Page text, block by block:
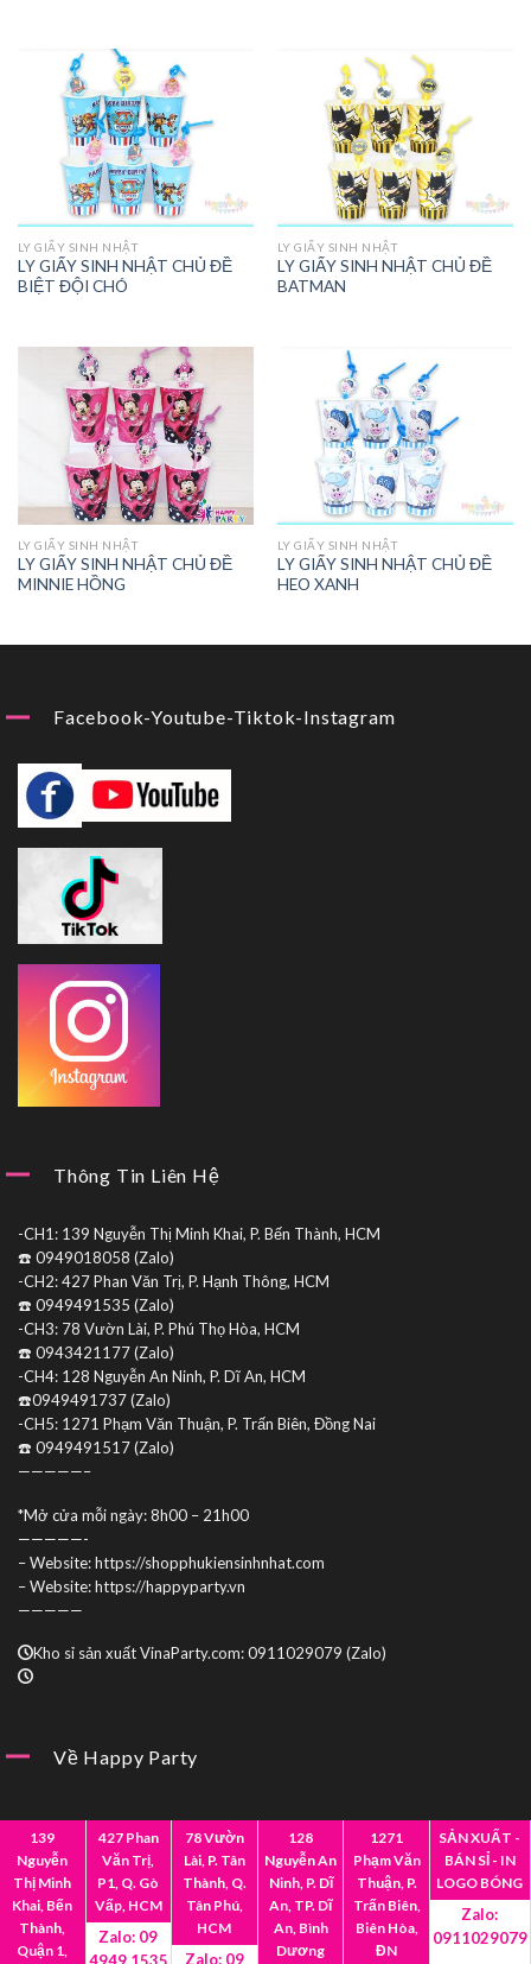
LY GIẤY SINH NHẬT
LY GIẤY SINH NHẬT CHỦ ĐỀ
BIỆT ĐỘI CHÓ
LY GIẤY SINH NHẬT
LY GIẤY SINH NHẬT CHỦ ĐỀ
BATMAN
LY GIẤY SINH NHẬT
LY GIẤY SINH NHẬT CHỦ ĐỀ
MINNIE HỒNG
LY GIẤY SINH NHẬT
LY GIẤY SINH NHẬT CHỦ ĐỀ
HEO XANH
Facebook-Youtube-Tiktok-Instagram
Thông Tin Liên Hệ
-CH1: 139 Nguyễn Thị Minh Khai, P. Bến Thành, HCM
☎️ 0949018058 (Zalo)
-CH2: 427 Phan Văn Trị, P. Hạnh Thông, HCM
☎️ 0949491535 (Zalo)
-CH3: 78 Vườn Lài, P. Phú Thọ Hòa, HCM
☎️ 0943421177 (Zalo)
-CH4: 128 Nguyễn An Ninh, P. Dĩ An, HCM
☎️0949491737 (Zalo)
-CH5: 1271 Phạm Văn Thuận, P. Trấn Biên, Đồng Nai
☎️ 0949491517 (Zalo)
—————–
*Mở cửa mỗi ngày: 8h00 – 21h00
—————-
– Website: https://shopphukiensinhnhat.com
– Website: https://happyparty.vn
—————
Kho sỉ sản xuất VinaParty.com: 0911029079 (Zalo)
Về Happy Party
Giới Thiệu Mua Sỉ
Hợp Tác Liên Hệ
139
Nguyễn
Thị Minh
Khai, Bến
Thành,
Quận 1,
427 Phan
Văn Trị,
P1, Q. Gò
Vấp, HCM
Zalo: 09
78 Vườn
Lài, P. Tân
Thành, Q.
Tân Phú,
HCM
Zalo: 09
128
Nguyễn An
Ninh, P. Dĩ
An, TP. Dĩ
An, Bình
Dương
1271
Phạm Văn
Thuận, P.
Trấn Biên,
Biên Hòa,
ĐN
SẢN XUẤT -
BÁN SỈ - IN
LOGO BÓNG
Zalo:
0911029079